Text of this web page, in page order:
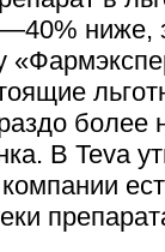
ниже,
более
В Teva